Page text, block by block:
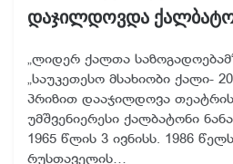
დაჯილდოვდა
„ლიდერ ქალთა
„საუკეთესო მსახიობი ქალი-
პრიზით დააჯილდოვა
უმშვენიერესი ქალბატონი
1965 წლის 3 ივნისს. 1986
რუსთაველის…